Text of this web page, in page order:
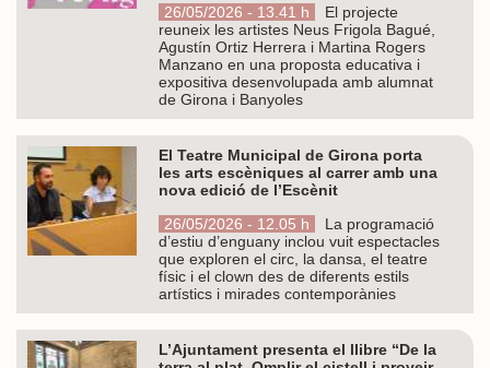
26/05/2026 - 13.41 h
El projecte
reuneix les artistes Neus Frigola Bagué,
Agustín Ortiz Herrera i Martina Rogers
Manzano en una proposta educativa i
expositiva desenvolupada amb alumnat
de Girona i Banyoles
El Teatre Municipal de Girona porta
les arts escèniques al carrer amb una
nova edició de l’Escènit
26/05/2026 - 12.05 h
La programació
d’estiu d’enguany inclou vuit espectacles
que exploren el circ, la dansa, el teatre
físic i el clown des de diferents estils
artístics i mirades contemporànies
L’Ajuntament presenta el llibre “De la